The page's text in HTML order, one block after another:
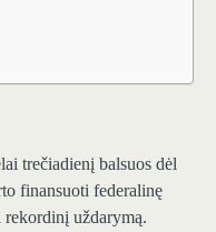
trečiadienį balsuos dėl
finansuoti federalinę
uždarymą.